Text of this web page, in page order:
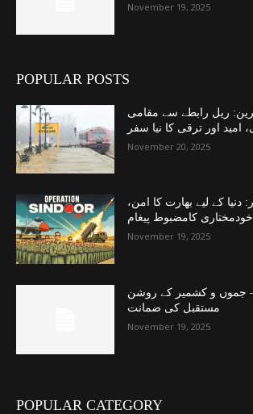
November 19, 2025
POPULAR POSTS
ریل رابطے سے مقامی
اور ترقی کا نیا سفر
November 20, 2025
دنیا کے لیے بھارت کا امن،
کامضبوط پیغام
November 19, 2025
– جموں و کشمیر کے روشن
مستقبل کی ضمانت
November 19, 2025
POPULAR CATEGORY